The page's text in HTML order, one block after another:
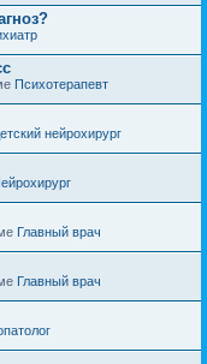
Психотерапевт
нейрохирург
Главный врач
Главный врач